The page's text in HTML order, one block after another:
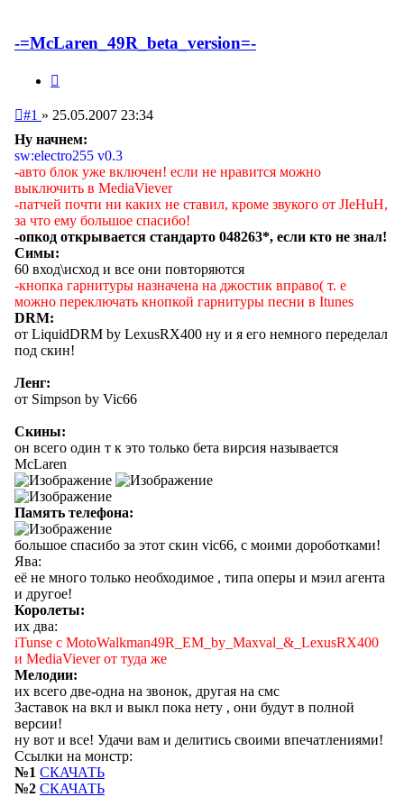
-=McLaren_49R_beta_version=-
Непрочитанное
#1 » 25.05.2007 23:34
Ну начнем:
sw:electro255 v0.3
-авто блок уже включен! если не нравится можно
выключить в MediaViever
-патчей почти ни каких не ставил, кроме звукого от JIeHuH,
за что ему большое спасибо!
-опкод открывается стандарто 048263*, если кто не знал!
Симы:
60 вход\исход и все они повторяются
-кнопка гарнитуры назначена на джостик вправо( т. е
можно переключать кнопкой гарнитуры песни в Itunes
DRM:
от LiquidDRM by LexusRX400 ну и я его немного переделал
под скин!
Ленг:
от Simpson by Vic66
Скины:
он всего один т к это только бета вирсия называется
McLaren
Память телефона:
большое спасибо за этот скин vic66, с моими дороботками!
Ява:
её не много только необходимое , типа оперы и мэил агента
и другое!
Королеты:
их два:
iTunse c MotoWalkman49R_EM_by_Maxval_&_LexusRX400
и MediaViever от туда же
Мелодии:
их всего две-одна на звонок, другая на смс
Заставок на вкл и выкл пока нету , они будут в полной
версии!
ну вот и все! Удачи вам и делитись своими впечатлениями!
Ссылки на монстр:
№1 СКАЧАТЬ
№2 СКАЧАТЬ